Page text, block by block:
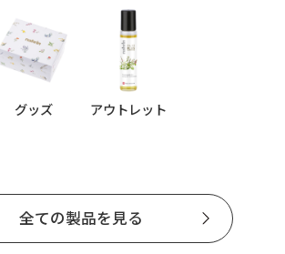
グッズ アウトレット
全ての製品を見る